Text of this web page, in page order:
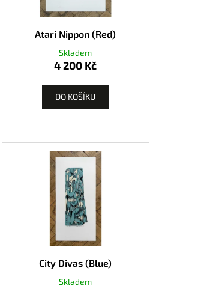
Atari Nippon (Red)
Skladem
4 200 Kč
DO KOŠÍKU
City Divas (Blue)
Skladem